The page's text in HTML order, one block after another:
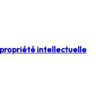
intellectuelle